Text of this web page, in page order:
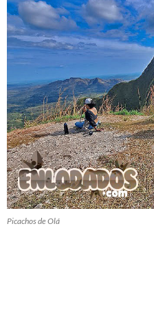
Picachos de Olá